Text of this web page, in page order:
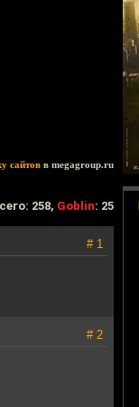
сайтов в megagroup.ru
258, Goblin: 25
# 1
# 2